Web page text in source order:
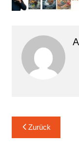
Beitrags-
Navigation
Zurück